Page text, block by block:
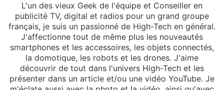
L'un des vieux Geek de l'équipe et Conseiller en
publicité TV, digital et radios pour un grand groupe
français, je suis un passionné de High-Tech en général.
J'affectionne tout de même plus les nouveautés
smartphones et les accessoires, les objets connectés,
la domotique, les robots et les drones. J'aime
découvrir de tout dans l'univers High-Tech et les
présenter dans un article et/ou une vidéo YouTube. Je